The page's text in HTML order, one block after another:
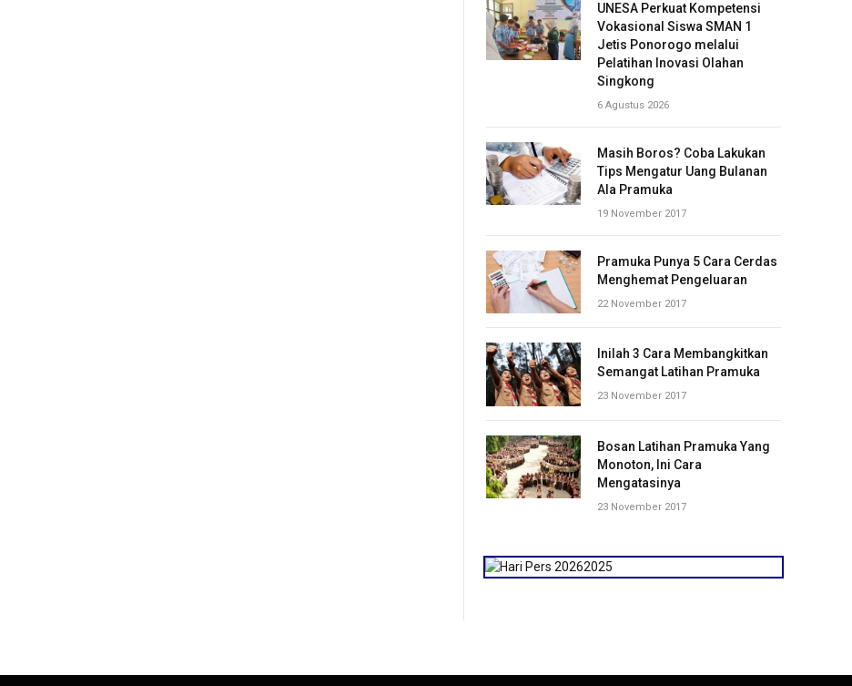
UNESA Perkuat Kompetensi
Vokasional Siswa SMAN 1
Jetis Ponorogo melalui
Pelatihan Inovasi Olahan
Singkong
6 Agustus 2026
Masih Boros? Coba Lakukan
Tips Mengatur Uang Bulanan
Ala Pramuka
19 November 2017
Pramuka Punya 5 Cara Cerdas
Menghemat Pengeluaran
22 November 2017
Inilah 3 Cara Membangkitkan
Semangat Latihan Pramuka
23 November 2017
Bosan Latihan Pramuka Yang
Monoton, Ini Cara
Mengatasinya
23 November 2017